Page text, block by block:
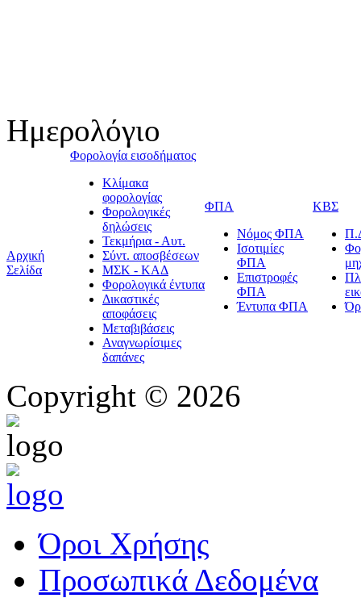
Ημερολόγιο
Αρχική
Σελίδα
Φορολογία εισοδήματος
Κλίμακα
φορολογίας
Φορολογικές
δηλώσεις
Τεκμήρια - Αυτ.
Σύντ. αποσβέσεων
ΜΣΚ - ΚΑΔ
Φορολογικά έντυπα
Δικαστικές
αποφάσεις
Μεταβιβάσεις
Αναγνωρίσιμες
δαπάνες
ΦΠΑ
Νόμος ΦΠΑ
Ισοτιμίες
ΦΠΑ
Επιστροφές
ΦΠΑ
Έντυπα ΦΠΑ
ΚΒΣ
Copyright © 2026
Όροι Χρήσης
Προσωπικά Δεδομένα